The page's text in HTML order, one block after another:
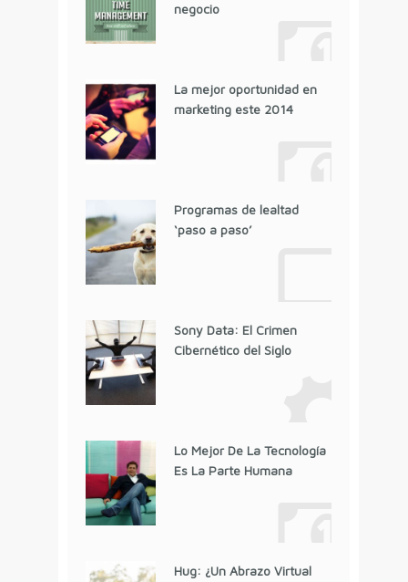
negocio
La mejor oportunidad en
marketing este 2014
Programas de lealtad
‘paso a paso’
Sony Data: El Crimen
Cibernético del Siglo
Lo Mejor De La Tecnología
Es La Parte Humana
Hug: ¿Un Abrazo Virtual